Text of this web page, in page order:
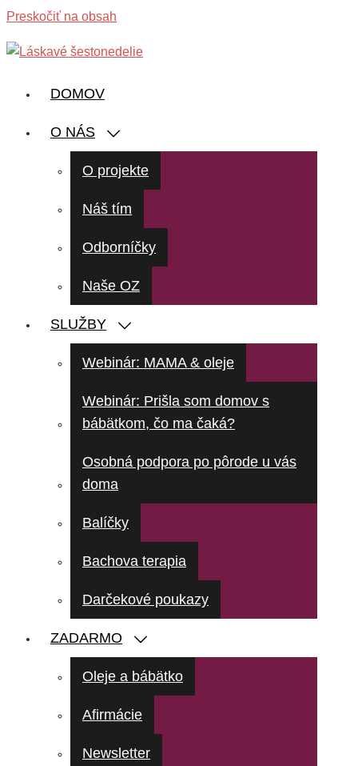
Preskočiť na obsah
DOMOV
O NÁS
O projekte
Náš tím
Odborníčky
Naše OZ
SLUŽBY
Webinár: MAMA & oleje
Webinár: Prišla som domov s
bábätkom, čo ma čaká?
Osobná podpora po pôrode u vás
doma
Balíčky
Bachova terapia
Darčekové poukazy
ZADARMO
Oleje a bábätko
Afirmácie
Newsletter